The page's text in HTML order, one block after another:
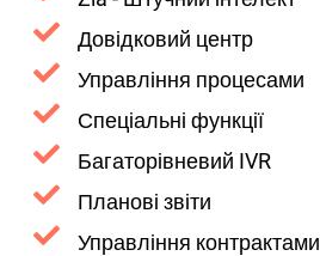
Довідковий центр
Управління процесами
Спеціальні функції
Багаторівневий IVR
Планові звіти
Управління контрактами